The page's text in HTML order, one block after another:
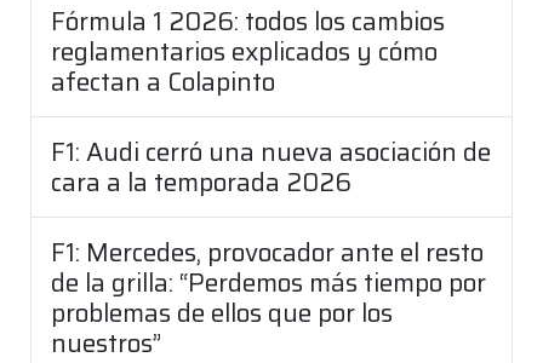
Fórmula 1 2026: todos los cambios
reglamentarios explicados y cómo
afectan a Colapinto
F1: Audi cerró una nueva asociación de
cara a la temporada 2026
F1: Mercedes, provocador ante el resto
de la grilla: “Perdemos más tiempo por
problemas de ellos que por los
nuestros”